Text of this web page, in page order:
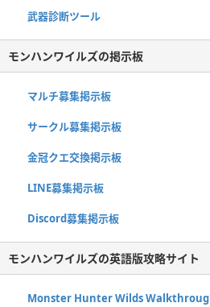
武器診断ツール
モンハンワイルズの掲示板
マルチ募集掲示板
サークル募集掲示板
金冠クエ交換掲示板
LINE募集掲示板
Discord募集掲示板
モンハンワイルズの英語版攻略サイト
Monster Hunter Wilds